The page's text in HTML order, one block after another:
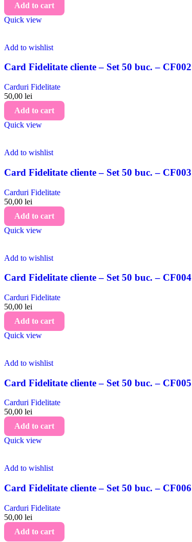
Add to cart
Quick view
Add to wishlist
Card Fidelitate cliente – Set 50 buc. – CF002
Carduri Fidelitate
50,00 lei
Add to cart
Quick view
Add to wishlist
Card Fidelitate cliente – Set 50 buc. – CF003
Carduri Fidelitate
50,00 lei
Add to cart
Quick view
Add to wishlist
Card Fidelitate cliente – Set 50 buc. – CF004
Carduri Fidelitate
50,00 lei
Add to cart
Quick view
Add to wishlist
Card Fidelitate cliente – Set 50 buc. – CF005
Carduri Fidelitate
50,00 lei
Add to cart
Quick view
Add to wishlist
Card Fidelitate cliente – Set 50 buc. – CF006
Carduri Fidelitate
50,00 lei
Add to cart